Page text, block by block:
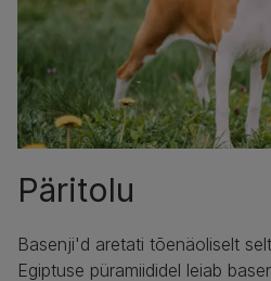
Päritolu
Basenji'd aretati tõenäoliselt
Egiptuse püramiididel leiab